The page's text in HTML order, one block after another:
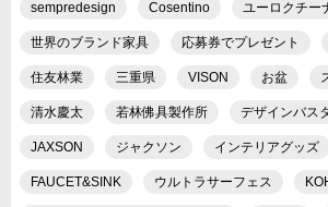
sempredesign Cosentino ユーロクチー
世界のブランド家具 応募券でプレゼント
住友林業 三重県 VISON お盆
清水慶太 若林佛具製作所 デザインバス
JAXSON ジャクソン インテリアグッズ
FAUCET&SINK ウルトラサーフェス